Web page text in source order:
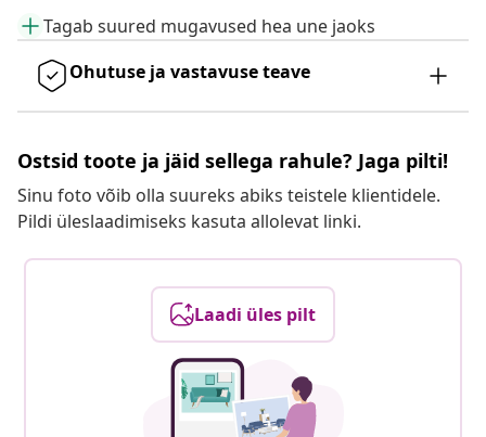
Tagab suured mugavused hea une jaoks
Ohutuse ja vastavuse teave
Ostsid toote ja jäid sellega rahule? Jaga pilti!
Sinu foto võib olla suureks abiks teistele klientidele.
Pildi üleslaadimiseks kasuta allolevat linki.
Laadi üles pilt